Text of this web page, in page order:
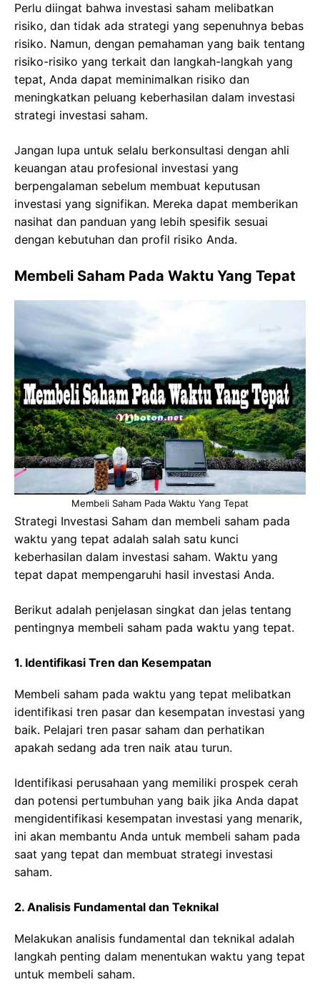
Perlu diingat bahwa investasi saham melibatkan
risiko, dan tidak ada strategi yang sepenuhnya bebas
risiko. Namun, dengan pemahaman yang baik tentang
risiko-risiko yang terkait dan langkah-langkah yang
tepat, Anda dapat meminimalkan risiko dan
meningkatkan peluang keberhasilan dalam investasi
strategi investasi saham.
Jangan lupa untuk selalu berkonsultasi dengan ahli
keuangan atau profesional investasi yang
berpengalaman sebelum membuat keputusan
investasi yang signifikan. Mereka dapat memberikan
nasihat dan panduan yang lebih spesifik sesuai
dengan kebutuhan dan profil risiko Anda.
Membeli Saham Pada Waktu Yang Tepat
Membeli Saham Pada Waktu Yang Tepat
Strategi Investasi Saham dan membeli saham pada
waktu yang tepat adalah salah satu kunci
keberhasilan dalam investasi saham. Waktu yang
tepat dapat mempengaruhi hasil investasi Anda.
Berikut adalah penjelasan singkat dan jelas tentang
pentingnya membeli saham pada waktu yang tepat.
1. Identifikasi Tren dan Kesempatan
Membeli saham pada waktu yang tepat melibatkan
identifikasi tren pasar dan kesempatan investasi yang
baik. Pelajari tren pasar saham dan perhatikan
apakah sedang ada tren naik atau turun.
Identifikasi perusahaan yang memiliki prospek cerah
dan potensi pertumbuhan yang baik jika Anda dapat
mengidentifikasi kesempatan investasi yang menarik,
ini akan membantu Anda untuk membeli saham pada
saat yang tepat dan membuat strategi investasi
saham.
2. Analisis Fundamental dan Teknikal
Melakukan analisis fundamental dan teknikal adalah
langkah penting dalam menentukan waktu yang tepat
untuk membeli saham.